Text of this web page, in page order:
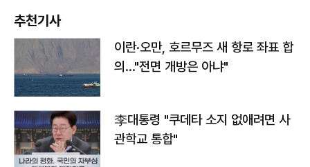
추천기사
이란·오만, 호르무즈 새 항로 좌표 합
의…"전면 개방은 아냐"
李대통령 "쿠데타 소지 없애려면 사
관학교 통합"